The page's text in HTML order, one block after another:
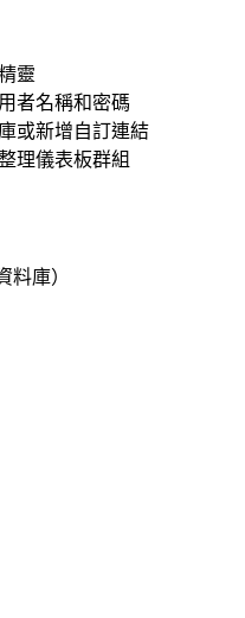
靈
者名稱和密碼
或新增自訂連結
理儀表板群組
庫）